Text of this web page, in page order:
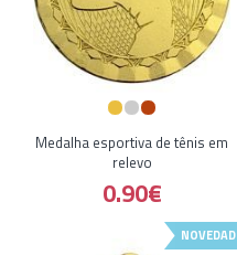
Medalha esportiva de tênis em
relevo
0.90€
NOVEDAD